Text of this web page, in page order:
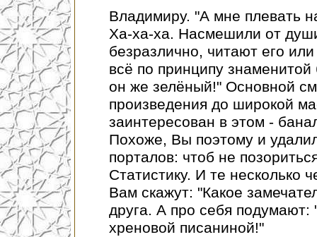
Владимиру. "А мне плевать
Ха-ха-ха. Насмешили от
безразлично, читают его
всё по принципу
он же зелёный!" Основной
произведения до широкой
заинтересован в этом -
Похоже, Вы поэтому и
порталов: чтоб не
Статистику. И те несколько
Вам скажут: "Какое
друга. А про себя
хреновой писаниной!"